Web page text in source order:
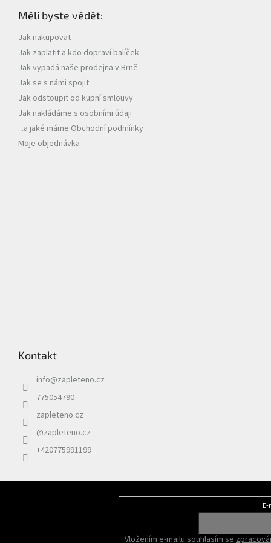
Měli byste vědět:
Jak nakupovat
Jak zaplatit a kdo dopraví balíček
Jak vypadá naše prodejna v Brně
Jak se s námi spojit
Jak odstoupit od kupní smlouvy
Jak nakládáme s osobními údaji
...a jaké máme Obchodní podmínky
Moje objednávka
Kontakt
info@zapleteno.cz
775054790
zapleteno.cz
@zapleteno.cz
+420775991199
Vložením e-mailu souhlasím se